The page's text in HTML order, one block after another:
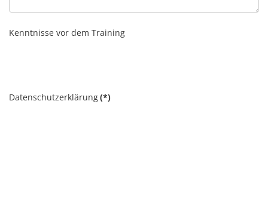
Kenntnisse vor dem Training
Datenschutzerklärung(*)